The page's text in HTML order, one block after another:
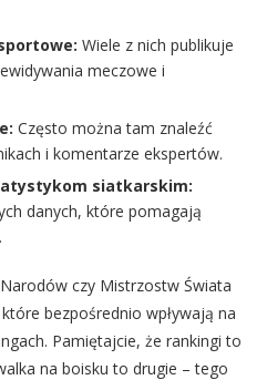
Wiele z nich publikuje
meczowe i
Często można tam znaleźć
i komentarze ekspertów.
siatkarskim:
danych, które pomagają
czy Mistrzostw Świata
bezpośrednio wpływają na
Pamiętajcie, że rankingi to
na boisku to drugie – tego